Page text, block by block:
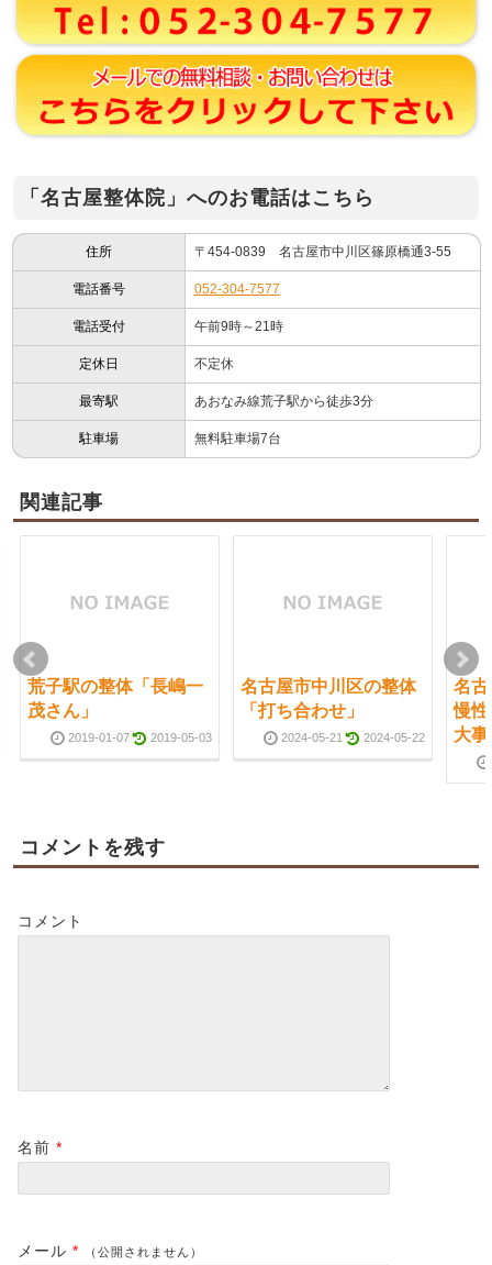
「名古屋整体院」へのお電話はこちら
住所 〒454-0839 名古屋市中川区篠原橋通3-55
電話番号 052-304-7577
電話受付 午前9時～21時
定休日 不定休
最寄駅 あおなみ線荒子駅から徒歩3分
駐車場 無料駐車場7台
関連記事
荒子駅の整体「長嶋一
茂さん」
2019-01-07 2019-05-03
名古屋市中川区の整体
「打ち合わせ」
2024-05-21 2024-05-22
名
慢
大
コメントを残す
コメント
名前 *
メール * （公開されません）